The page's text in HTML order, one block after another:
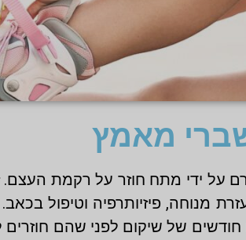
מאמץ
על ידי מתח חוזר על רקמת העצם.
מנוחה, פיזיותרפיה וטיפול
של שיקום לפני שהם